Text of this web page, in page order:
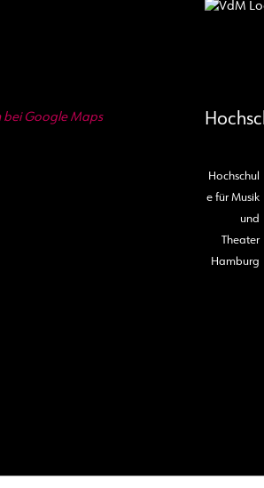
bei Google Maps
Hochschul
e für Musik
und
Theater
Hamburg